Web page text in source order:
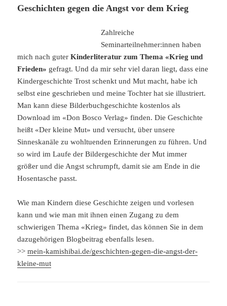
Geschichten gegen die Angst vor dem Krieg
Zahlreiche
Seminarteilnehmer:innen haben
mich nach guterKinderliteratur zum Thema «Krieg und
Frieden» gefragt. Und da mir sehr viel daran liegt, dass eine
Kindergeschichte Trost schenkt und Mut macht, habe ich
selbst eine geschrieben und meine Tochter hat sie illustriert.
Man kann diese Bilderbuchgeschichte kostenlos als
Download im «Don Bosco Verlag» finden. Die Geschichte
heißt «Der kleine Mut» und versucht, über unsere
Sinneskanäle zu wohltuenden Erinnerungen zu führen. Und
so wird im Laufe der Bildergeschichte der Mut immer
größer und die Angst schrumpft, damit sie am Ende in die
Hosentasche passt.
Wie man Kindern diese Geschichte zeigen und vorlesen
kann und wie man mit ihnen einen Zugang zu dem
schwierigen Thema «Krieg» findet, das können Sie in dem
dazugehörigen Blogbeitrag ebenfalls lesen.
>>mein-kamishibai.de/geschichten-gegen-die-angst-der-
kleine-mut